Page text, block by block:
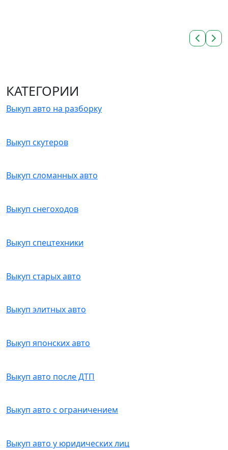
КАТЕГОРИИ
Выкуп авто на разборку
Выкуп скутеров
Выкуп сломанных авто
Выкуп снегоходов
Выкуп спецтехники
Выкуп старых авто
Выкуп элитных авто
Выкуп японских авто
Выкуп авто после ДТП
Выкуп авто с ограничением
Выкуп авто у юридических лиц